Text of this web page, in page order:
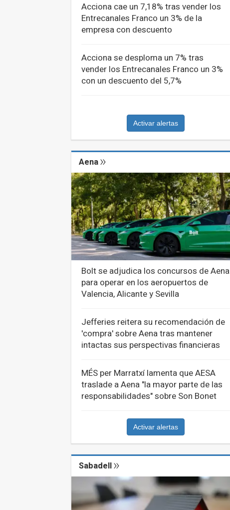
Acciona cae un 7,18% tras vender los
Entrecanales Franco un 3% de la
empresa con descuento
Acciona se desploma un 7% tras
vender los Entrecanales Franco un 3%
con un descuento del 5,7%
Activar alertas
Aena
Bolt se adjudica los concursos de Aena
para operar en los aeropuertos de
Valencia, Alicante y Sevilla
Jefferies reitera su recomendación de
'compra' sobre Aena tras mantener
intactas sus perspectivas financieras
MÉS per Marratxí lamenta que AESA
traslade a Aena "la mayor parte de las
responsabilidades" sobre Son Bonet
Activar alertas
Sabadell